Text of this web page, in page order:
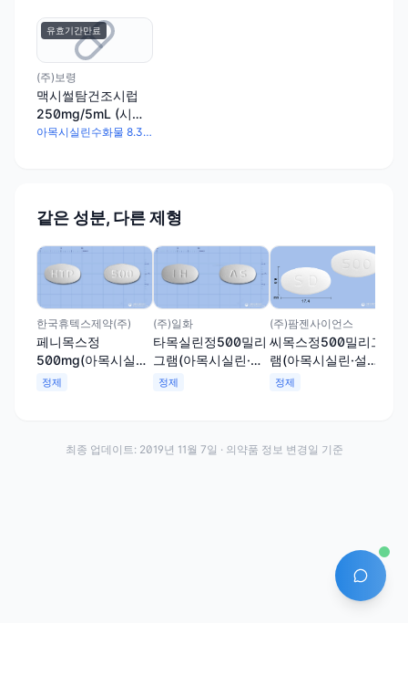
유효기간만료
(주)보령
맥시썰탐건조시럽
250mg/5mL (시럽
용 아목시실린·피복아목시실린수화물 8.34g · 설박탐피복실 8.34g
같은 성분, 다른 제형
한국휴텍스제약(주)
페니목스정
500mg(아목시실린
수화물·설박탐피복
정제
(주)일화
타목실린정500밀리
그램(아목시실린·설
박탐피복실)
정제
(주)팜젠사이언스
씨목스정500밀리그
램(아목시실린·설박
탐피복실)
정제
AI 에이
최종 업데이트: 2019년 11월 7일 · 의약품 정보 변경일 기준